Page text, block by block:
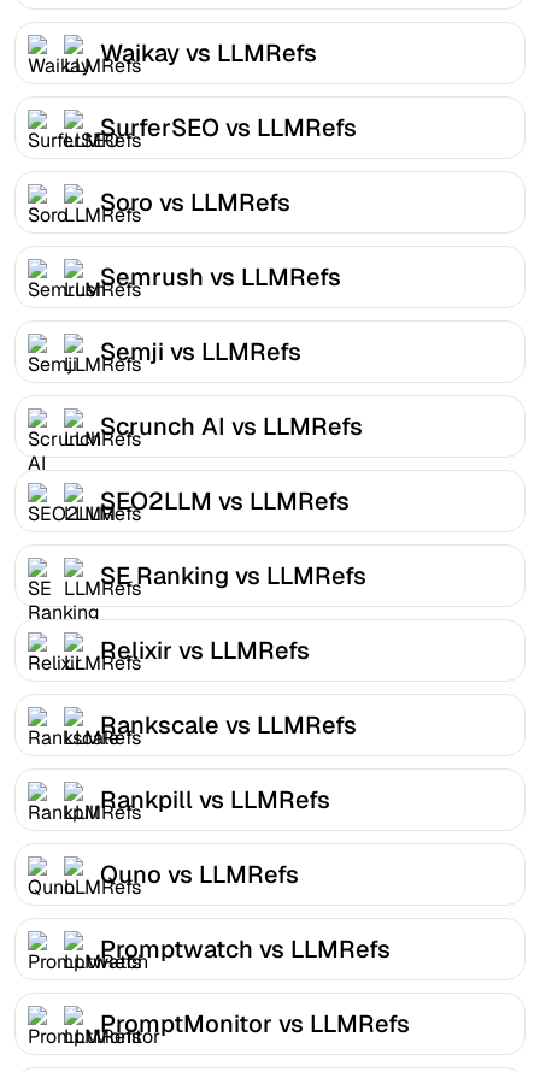
Waikay vs LLMRefs
SurferSEO vs LLMRefs
Soro vs LLMRefs
Semrush vs LLMRefs
Semji vs LLMRefs
Scrunch AI vs LLMRefs
SEO2LLM vs LLMRefs
SE Ranking vs LLMRefs
Relixir vs LLMRefs
Rankscale vs LLMRefs
Rankpill vs LLMRefs
Quno vs LLMRefs
Promptwatch vs LLMRefs
PromptMonitor vs LLMRefs